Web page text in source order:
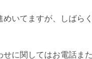
いてますが、しばら
せに関してはお電話ま